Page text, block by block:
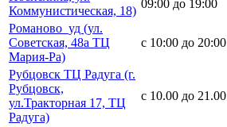
Коммунистическая, 18)
09:00 до 19:00
Романово_уд (ул.
Советская, 48а ТЦ
Мария-Ра)
с 10:00 до 20:00
Рубцовск ТЦ Радуга (г.
Рубцовск,
ул.Тракторная 17, ТЦ
Радуга)
с 10.00 до 21.00